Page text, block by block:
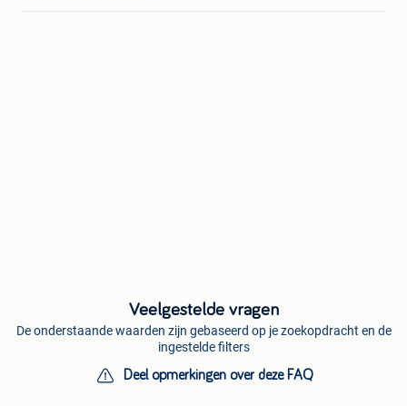
Veelgestelde vragen
De onderstaande waarden zijn gebaseerd op je zoekopdracht en de
ingestelde filters
Deel opmerkingen over deze FAQ